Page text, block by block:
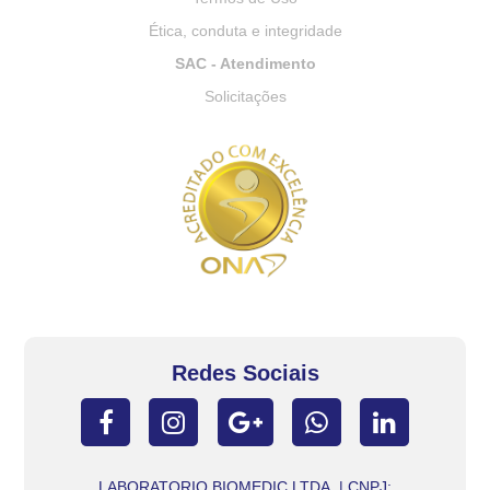
Ética, conduta e integridade
SAC - Atendimento
Solicitações
Redes Sociais